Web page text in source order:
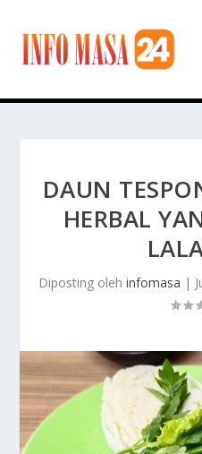
DAUN
HERBAL
Diposting oleh infomasa |